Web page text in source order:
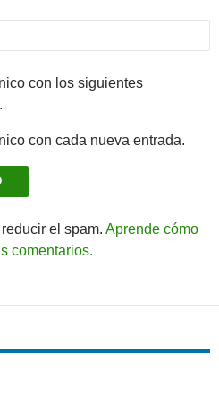
con los siguientes
con cada nueva entrada.
el spam. Aprende cómo
comentarios.